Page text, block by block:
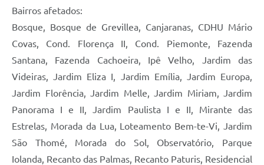
Bairros afetados:
Bosque, Bosque de Grevillea, Canjaranas, CDHU Mário
Covas, Cond. Florença II, Cond. Piemonte, Fazenda
Santana, Fazenda Cachoeira, Ipê Velho, Jardim das
Videiras, Jardim Eliza I, Jardim Emília, Jardim Europa,
Jardim Florência, Jardim Melle, Jardim Miriam, Jardim
Panorama I e II, Jardim Paulista I e II, Mirante das
Estrelas, Morada da Lua, Loteamento Bem-te-Vi, Jardim
São Thomé, Morada do Sol, Observatório, Parque
Iolanda, Recanto das Palmas, Recanto Paturis, Residencial